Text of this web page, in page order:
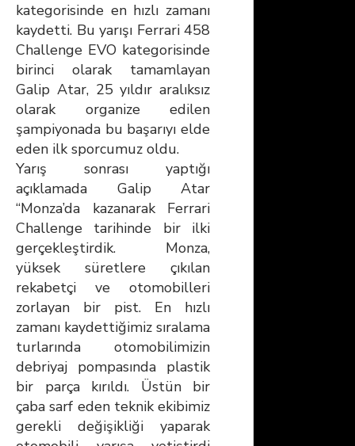
kategorisinde en hızlı zamanı
kaydetti. Bu yarışı Ferrari 458
Challenge EVO kategorisinde
birinci olarak tamamlayan
Galip Atar, 25 yıldır aralıksız
olarak organize edilen
şampiyonada bu başarıyı elde
eden ilk sporcumuz oldu.
Yarış sonrası yaptığı
açıklamada Galip Atar
“Monza’da kazanarak Ferrari
Challenge tarihinde bir ilki
gerçekleştirdik. Monza,
yüksek süretlere çıkılan
rekabetçi ve otomobilleri
zorlayan bir pist. En hızlı
zamanı kaydettiğimiz sıralama
turlarında otomobilimizin
debriyaj pompasında plastik
bir parça kırıldı. Üstün bir
çaba sarf eden teknik ekibimiz
gerekli değişikliği yaparak